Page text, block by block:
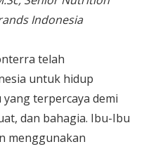
Indonesia
telah
untuk hidup
terpercaya demi
dan bahagia. Ibu-Ibu
menggunakan